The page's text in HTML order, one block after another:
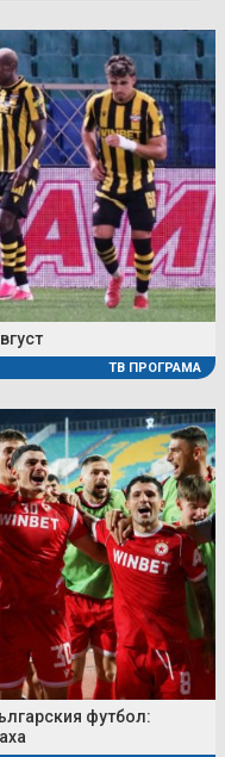
ТВ ПРОГРАМА
футбол: